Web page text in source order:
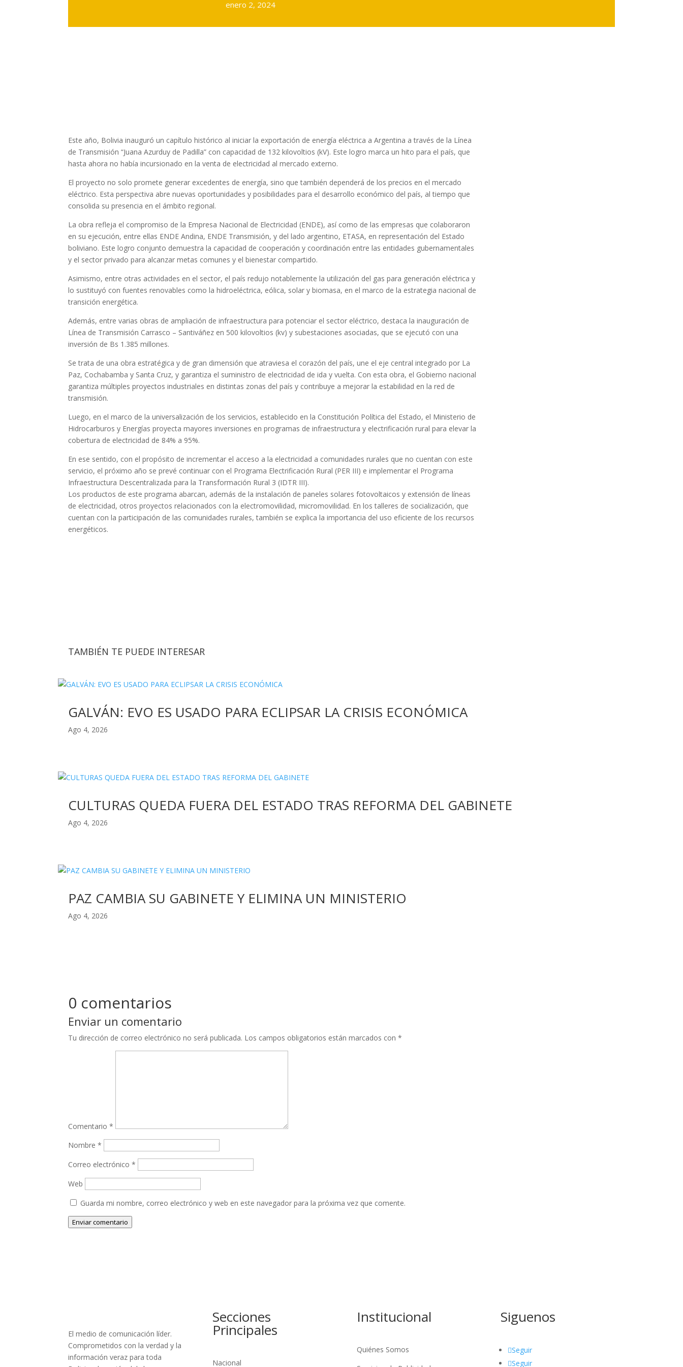
enero 2, 2024
Este año, Bolivia inauguró un capítulo histórico al iniciar la exportación de energía eléctrica a Argentina a través de la Línea
de Transmisión “Juana Azurduy de Padilla” con capacidad de 132 kilovoltios (kV). Este logro marca un hito para el país, que
hasta ahora no había incursionado en la venta de electricidad al mercado externo.
El proyecto no solo promete generar excedentes de energía, sino que también dependerá de los precios en el mercado
eléctrico. Esta perspectiva abre nuevas oportunidades y posibilidades para el desarrollo económico del país, al tiempo que
consolida su presencia en el ámbito regional.
La obra refleja el compromiso de la Empresa Nacional de Electricidad (ENDE), así como de las empresas que colaboraron
en su ejecución, entre ellas ENDE Andina, ENDE Transmisión, y del lado argentino, ETASA, en representación del Estado
boliviano. Este logro conjunto demuestra la capacidad de cooperación y coordinación entre las entidades gubernamentales
y el sector privado para alcanzar metas comunes y el bienestar compartido.
Asimismo, entre otras actividades en el sector, el país redujo notablemente la utilización del gas para generación eléctrica y
lo sustituyó con fuentes renovables como la hidroeléctrica, eólica, solar y biomasa, en el marco de la estrategia nacional de
transición energética.
Además, entre varias obras de ampliación de infraestructura para potenciar el sector eléctrico, destaca la inauguración de
Línea de Transmisión Carrasco – Santiváñez en 500 kilovoltios (kv) y subestaciones asociadas, que se ejecutó con una
inversión de Bs 1.385 millones.
Se trata de una obra estratégica y de gran dimensión que atraviesa el corazón del país, une el eje central integrado por La
Paz, Cochabamba y Santa Cruz, y garantiza el suministro de electricidad de ida y vuelta. Con esta obra, el Gobierno nacional
garantiza múltiples proyectos industriales en distintas zonas del país y contribuye a mejorar la estabilidad en la red de
transmisión.
Luego, en el marco de la universalización de los servicios, establecido en la Constitución Política del Estado, el Ministerio de
Hidrocarburos y Energías proyecta mayores inversiones en programas de infraestructura y electrificación rural para elevar la
cobertura de electricidad de 84% a 95%.
En ese sentido, con el propósito de incrementar el acceso a la electricidad a comunidades rurales que no cuentan con este
servicio, el próximo año se prevé continuar con el Programa Electrificación Rural (PER III) e implementar el Programa
Infraestructura Descentralizada para la Transformación Rural 3 (IDTR III).
Los productos de este programa abarcan, además de la instalación de paneles solares fotovoltaicos y extensión de líneas
de electricidad, otros proyectos relacionados con la electromovilidad, micromovilidad. En los talleres de socialización, que
cuentan con la participación de las comunidades rurales, también se explica la importancia del uso eficiente de los recursos
energéticos.
TAMBIÉN TE PUEDE INTERESAR
GALVÁN: EVO ES USADO PARA ECLIPSAR LA CRISIS ECONÓMICA
Ago 4, 2026
CULTURAS QUEDA FUERA DEL ESTADO TRAS REFORMA DEL GABINETE
Ago 4, 2026
PAZ CAMBIA SU GABINETE Y ELIMINA UN MINISTERIO
Ago 4, 2026
0 comentarios
Enviar un comentario
Tu dirección de correo electrónico no será publicada. Los campos obligatorios están marcados con*
Comentario*
Nombre*
Correo electrónico*
Web
Guarda mi nombre, correo electrónico y web en este navegador para la próxima vez que comente.
Enviar comentario
El medio de comunicación líder.
Comprometidos con la verdad y la
información veraz para toda
Secciones
Principales
Nacional
Institucional
Quiénes Somos
Siguenos
Seguir
Seguir